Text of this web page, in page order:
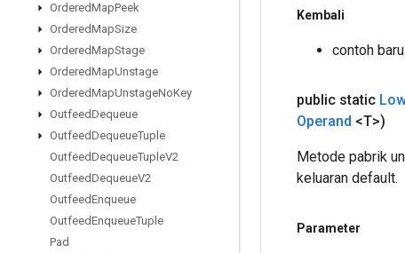
OrderedMapPeek
OrderedMapSize
OrderedMapStage
OrderedMapUnstage
OrderedMapUnstageNoKey
OutfeedDequeue
OutfeedDequeueTuple
OutfeedDequeueTupleV2
OutfeedDequeueV2
OutfeedEnqueue
OutfeedEnqueueTuple
Pad
Kembali
contoh
public static
Operand <T>)
Metode pabrik
keluaran default.
Parameter